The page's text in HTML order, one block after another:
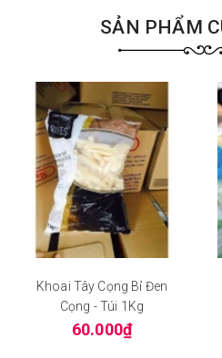
SẢN PHẨM
Khoai Tây Cọng Bỉ Đen
Cọng - Túi 1Kg
60.000₫